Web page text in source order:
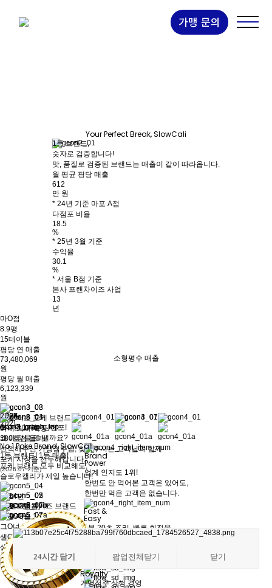
24시간 닫기 팝업전체닫기 닫기
24시간 닫기 팝업전체닫기 닫기
가맹 문의
1등은 슬로우캘리
슬로우캘리는 포케의 기준입니다.
No.1 Poke Brand, SlowCali
Your Perfect Break, SlowCali
1등 브랜드,
숫자로 검증합니다!
맛, 품질로 검증된 브랜드는 매출이 같이 따라옵니다.
월 평균 평당 매출
612
만 원
* 24년 기준 마포 A점
다점포 비율
18.5
%
* 25년 3월 기준
수익율
30.1
%
* 서울 B점 기준
본사 프랜차이즈 사업
13
년
마O점
8.9평
15테이블
평당 연 매출
73,480,069
원
평당 월 매출
6,123,339
원
소형평수 매출
국내 최초 포케 브랜드
국내 최다 매장
180호점 돌파!
선택해주신 가맹점주님, 찾아주시는 고객님과 함께
포케 시장을 선두해갑니다.
(2026.07 기준)
3월
2021
2022
2023
2024
2025
5개 중 1개는 다점포!
왜 매장을 또 낼까요?
Brand
Power
업계 인지도 1위!
한번도 안 먹어본 고객은 있어도,
한번만 먹은 고객은 없습니다.
Fast &
Easy
1분 20초 조리, 빠른 회전율
쉽고 빠른 조리 매뉴얼로
Low
Royalty
가맹점주 상생 경영
No.1 Poke Brand, SlowCali
1등 브랜드! 1등 매출!
포케 브랜드 모두 비교해도,
슬로우캘리가 제일 높습니다!
2024년
포OOO이
투OOO드
그O너
샐OOO스
샐OO아
포OO케
포케 프랜차이즈 브랜드
평당 매출 1위
[단위 : 천 원]